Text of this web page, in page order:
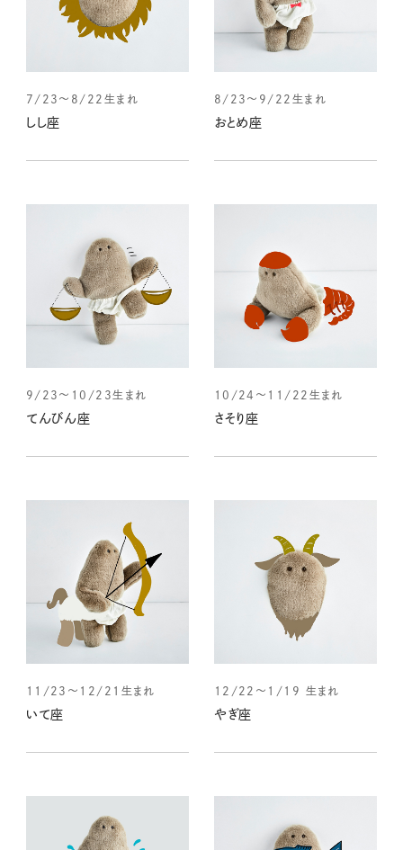
7/23～8/22生まれ
しし座
8/23～9/22生まれ
おとめ座
9/23～10/23生まれ
てんびん座
10/24～11/22生まれ
さそり座
11/23～12/21生まれ
いて座
12/22～1/19 生まれ
やぎ座